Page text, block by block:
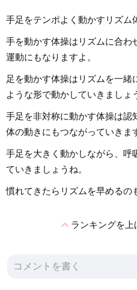
手足をテンポよく動かすリズム
手を動かす体操はリズムに合わ
運動にもなりますよ。
足を動かす体操はリズムを一緒
ような形で動かしていきましょ
手足を非対称に動かす体操は認
体の動きにもつながっていきま
手足を大きく動かしながら、呼
ていきましょうね。
慣れてきたらリズムを早めるの
expand_lessランキングを上